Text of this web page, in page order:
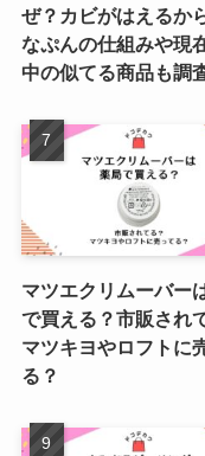
ぜ？カビがはえるか
なぷんの仕組みや現
中の似てる商品も調
マツエクリムーバー
で買える？市販され
マツキヨやロフトに
る？